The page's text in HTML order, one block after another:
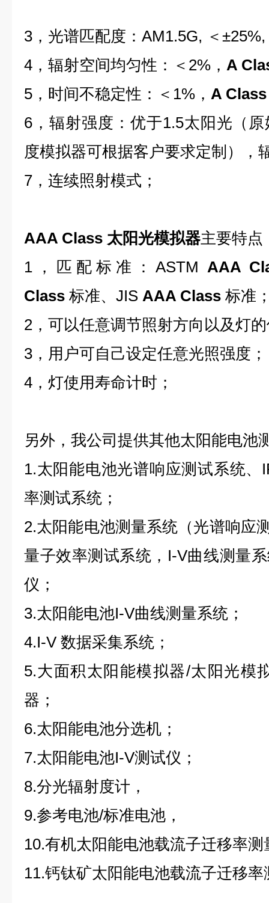
3，光谱匹配度：AM1.5G, ＜±25%,
4，辐射空间均匀性：＜2%， A
5，时间不稳定性：＜1%， A Class
6，辐射强度：优于1.5太阳光（
度模拟器可根据客户要求定制），
7，连续照射模式；
AAA Class 太阳光模拟器主要特点
1，匹配标准：ASTM AAA
Class 标准、JIS AAA Class 标准
2，可以任意调节照射方向以及灯
3，用户可自己设定任意光照强度；
4，灯使用寿命计时；
另外，我公司提供其他太阳能电池
1.太阳能电池光谱响应测试系统、
率测试系统；
2.太阳能电池测量系统（光谱响应
量子效率测试系统，I-V曲线测量
仪；
3.太阳能电池I-V曲线测量系统；
4.I-V 数据采集系统；
5.大面积太阳能模拟器/太阳光模
器；
6.太阳能电池分选机；
7.太阳能电池I-V测试仪；
8.分光辐射度计，
9.参考电池/标准电池，
10.有机太阳能电池载流子迁移率测
11.钙钛矿太阳能电池载流子迁移